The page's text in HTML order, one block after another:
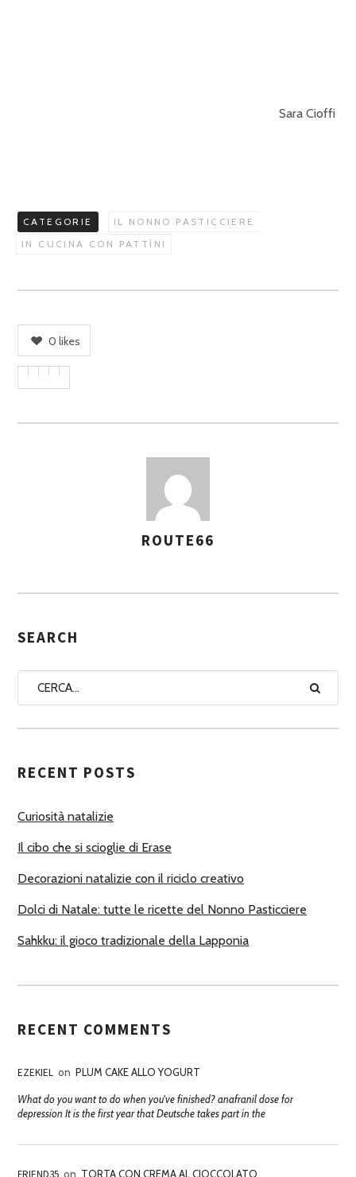
Sara Cioffi
CATEGORIE
IL NONNO PASTICCIERE
IN CUCINA CON PATTÌNI
0 likes
S
G
A
U
O
I
ROUTE66
SEARCH
RECENT POSTS
Curiosità natalizie
Il cibo che si scioglie di Erase
Decorazioni natalizie con il riciclo creativo
Dolci di Natale: tutte le ricette del Nonno Pasticciere
Sahkku: il gioco tradizionale della Lapponia
RECENT COMMENTS
EZEKIEL on PLUM CAKE ALLO YOGURT
What do you want to do when you've finished? anafranil dose for
depression It is the first year that Deutsche takes part in the
FRIEND35 on TORTA CON CREMA AL CIOCCOLATO